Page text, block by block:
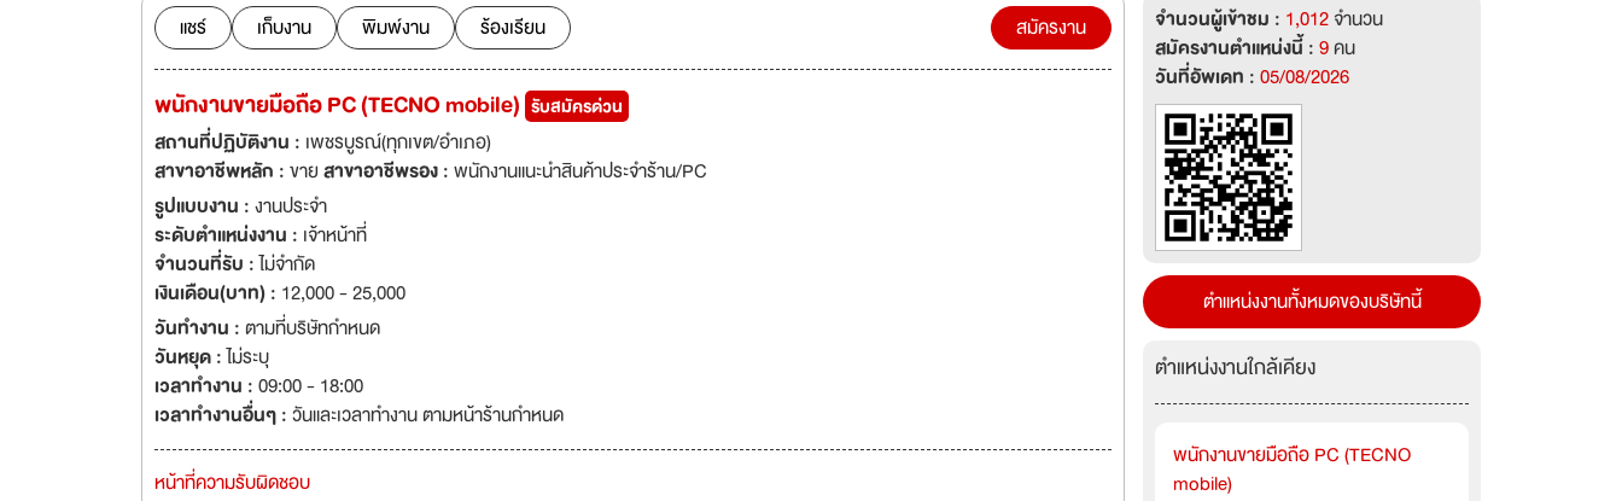
แชร์ เก็บงาน พิมพ์งาน ร้องเรียน สมัครงาน
พนักงานขายมือถือ PC (TECNO mobile) รับสมัครด่วน
สถานที่ปฏิบัติงาน : เพชรบูรณ์(ทุกเขต/อำเภอ)
สาขาอาชีพหลัก :ขายสาขาอาชีพรอง :พนักงานแนะนำสินค้าประจำร้าน/PC
รูปแบบงาน :งานประจำ
ระดับตำแหน่งงาน : เจ้าหน้าที่
จำนวนที่รับ :ไม่จำกัด
เงินเดือน(บาท) : 12,000 - 25,000
วันทำงาน :ตามที่บริษัทกำหนด
วันหยุด :ไม่ระบุ
เวลาทำงาน :09:00 - 18:00
เวลาทำงานอื่นๆ :วันและเวลาทำงาน ตามหน้าร้านกำหนด
หน้าที่ความรับผิดชอบ
จำนวนผู้เข้าชม : 1,012จำนวน
สมัครงานตำแหน่งนี้ :9คน
วันที่อัพเดท :05/08/2026
ตำแหน่งงานทั้งหมดของบริษัทนี้
ตำแหน่งงานใกล้เคียง
พนักงานขายมือถือ PC (TECNO
mobile)